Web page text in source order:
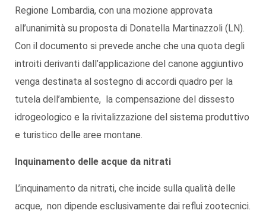
Regione Lombardia, con una mozione approvata
all’unanimità su proposta di Donatella Martinazzoli (LN).
Con il documento si prevede anche che una quota degli
introiti derivanti dall’applicazione del canone aggiuntivo
venga destinata al sostegno di accordi quadro per la
tutela dell’ambiente, la compensazione del dissesto
idrogeologico e la rivitalizzazione del sistema produttivo
e turistico delle aree montane.
Inquinamento delle acque da nitrati
L’inquinamento da nitrati, che incide sulla qualità delle
acque, non dipende esclusivamente dai reflui zootecnici.